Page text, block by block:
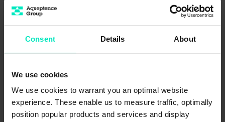
Consent Details About
We use cookies
We use cookies to warrant you an optimal website
experience. These enable us to measure traffic, optimally
position popular products and services and display
Noggerath
Weiterentwickelt, um Funktionalität,
Betriebssicherheit, Standfestigkeit und
Wartungsfreundlichkeit zu erhöhen: Der